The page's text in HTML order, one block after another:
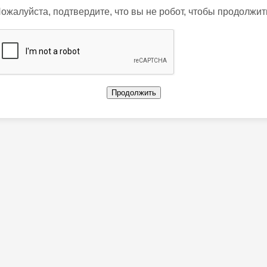
подтвердите, что вы не робот, чтобы
Продолжить